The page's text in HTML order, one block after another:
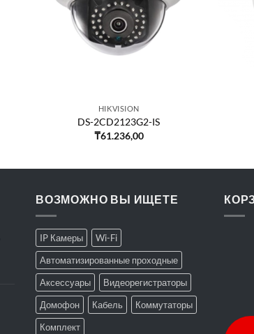
HIKVISION
DS-2CD2123G2-IS
₸61.236,00
ВОЗМОЖНО ВЫ ИЩЕТЕ
IP Камеры
Wi-Fi
Автоматизированные проходные
Аксессуары
Видеорегистраторы
Домофон
Кабель
Коммутаторы
Комплект